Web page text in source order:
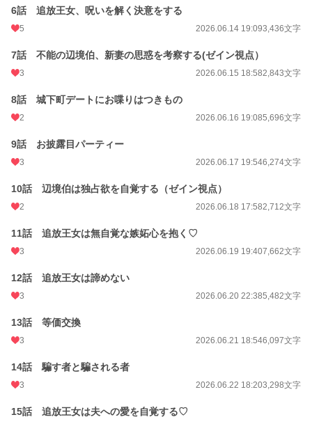
週間ポイント 835 pt (10,242 位)
年間ポイント
6話 追放王女、呪いを解く決意をする
5 2026.06.14 19:093,436文字
7話 不能の辺境伯、新妻の思惑を考察する(ゼイン視点）
3 2026.06.15 18:582,843文字
8話 城下町デートにお喋りはつきもの
2 2026.06.16 19:085,696文字
9話 お披露目パーティー
3 2026.06.17 19:546,274文字
10話 辺境伯は独占欲を自覚する（ゼイン視点）
2 2026.06.18 17:582,712文字
11話 追放王女は無自覚な嫉妬心を抱く♡
3 2026.06.19 19:407,662文字
12話 追放王女は諦めない
3 2026.06.20 22:385,482文字
13話 等価交換
3 2026.06.21 18:546,097文字
14話 騙す者と騙される者
3 2026.06.22 18:203,298文字
15話 追放王女は夫への愛を自覚する♡